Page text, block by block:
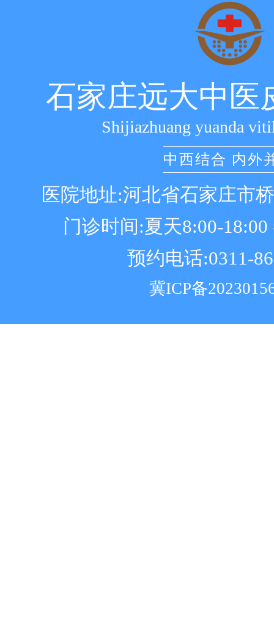
石家庄远大中医
Shijiazhuang yuanda
中西结合 内外
医院地址:河北省石家庄市
门诊时间:夏天8:00-18:00
预约电话:0311-
冀ICP备